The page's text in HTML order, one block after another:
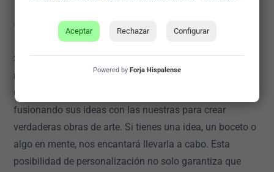
en cada pieza
Si algo caracteriza a Forja Hispalense es que para
nosotros no hay dos consolas iguales. Cada pieza es
única porque la trabajamos mano a mano con el cliente,
fusionando sus ideas con las nuestras para crear
verdaderas obras de arte. Si tienes una idea, un boceto o
algo en mente, nos encantará llevarla a cabo. Esta
posibilidad de personalización no solo garantiza que
Aceptar Rechazar Configurar
Powered by Forja Hispalense